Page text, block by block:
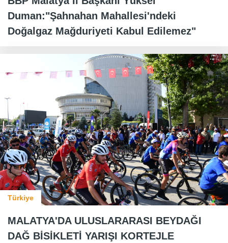
Duman:"Şahnahan Mahallesi'ndeki
Doğalgaz Mağduriyeti Kabul Edilemez"
Türkiye
MALATYA'DA ULUSLARARASI BEYDAĞI
DAĞ BİSİKLETİ YARIŞI KORTEJLE